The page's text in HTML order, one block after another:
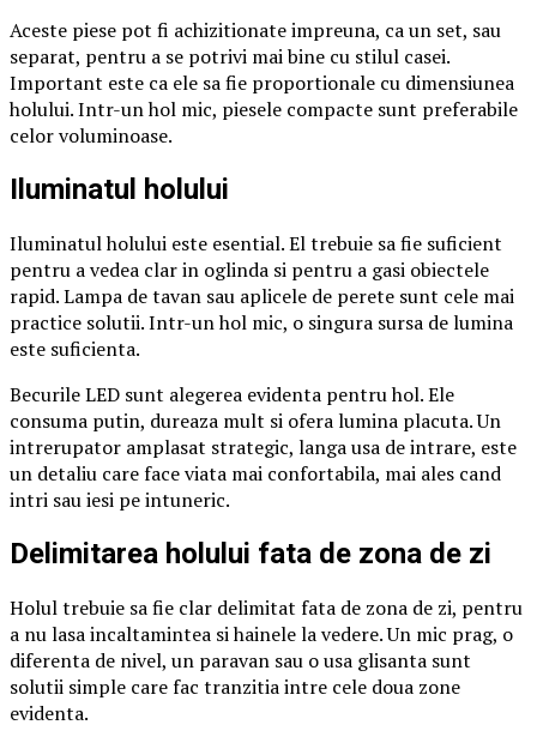
Aceste piese pot fi achizitionate impreuna, ca un set, sau
separat, pentru a se potrivi mai bine cu stilul casei.
Important este ca ele sa fie proportionale cu dimensiunea
holului. Intr-un hol mic, piesele compacte sunt preferabile
celor voluminoase.
Iluminatul holului
Iluminatul holului este esential. El trebuie sa fie suficient
pentru a vedea clar in oglinda si pentru a gasi obiectele
rapid. Lampa de tavan sau aplicele de perete sunt cele mai
practice solutii. Intr-un hol mic, o singura sursa de lumina
este suficienta.
Becurile LED sunt alegerea evidenta pentru hol. Ele
consuma putin, dureaza mult si ofera lumina placuta. Un
intrerupator amplasat strategic, langa usa de intrare, este
un detaliu care face viata mai confortabila, mai ales cand
intri sau iesi pe intuneric.
Delimitarea holului fata de zona de zi
Holul trebuie sa fie clar delimitat fata de zona de zi, pentru
a nu lasa incaltamintea si hainele la vedere. Un mic prag, o
diferenta de nivel, un paravan sau o usa glisanta sunt
solutii simple care fac tranzitia intre cele doua zone
evidenta.